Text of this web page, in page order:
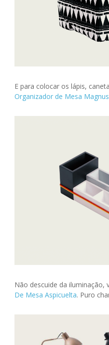
E para colocar os lápis,
Organizador de Mesa Magnus
Não descuide da iluminação,
De Mesa Aspicuelta. Puro